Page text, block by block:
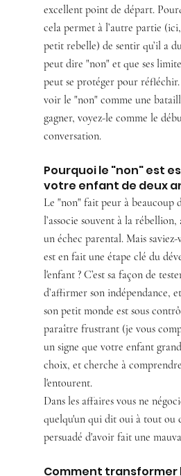
excellent point de départ.
cela permet à l’autre partie
petit rebelle) de sentir qu’il a
peut dire "non" et que ses
peut se protéger pour
voir le "non" comme une
gagner, voyez-le comme le
conversation.
Pourquoi le "non" est
votre enfant de deux
Le "non" fait peur à beaucoup
l’associe souvent à la
un échec parental. Mais
est en fait une étape clé du
l'enfant ? C’est sa façon de
d’affirmer son indépendance,
son petit monde est sous
paraître frustrant (je vous
un signe que votre enfant
choix, et cherche à
l'entourent.
Dans les affaires vous ne
quelqu'un qui dit oui à tout ou
persuadé d'avoir fait une
Comment transformer